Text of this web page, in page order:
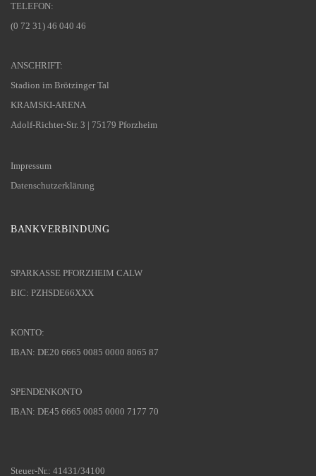
TELEFON:
(0 72 31) 46 040 46
ANSCHRIFT:
Stadion im Brötzinger Tal
KRAMSKI-ARENA
Adolf-Richter-Str. 3 | 75179 Pforzheim
Impressum
Datenschutzerklärung
BANKVERBINDUNG
SPARKASSE PFORZHEIM CALW
BIC: PZHSDE66XXX
KONTO:
IBAN: DE20 6665 0085 0000 8065 87
SPENDENKONTO
IBAN: DE45 6665 0085 0000 7177 70
Steuer-Nr.: 41431/34100